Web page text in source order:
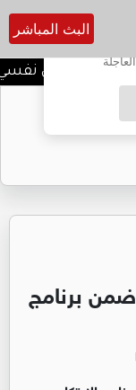
البث المباشر
خلل نفسي
فرص عمل
ضمن برنامج